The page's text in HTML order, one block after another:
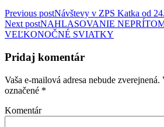
Previous postNávštevy v ZPS Katka od
Next postNAHLASOVANIE
VEĽKONOČNÉ SVIATKY
Pridaj komentár
Vaša e-mailová adresa nebude zverejnená.
označené *
Komentár